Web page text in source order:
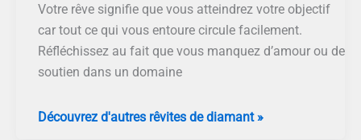
Votre rêve signifie que vous atteindrez votre objectif
car tout ce qui vous entoure circule facilement.
Réfléchissez au fait que vous manquez d’amour ou de
soutien dans un domaine
Rêver
Découvrez d'autres rêvites de diamant »